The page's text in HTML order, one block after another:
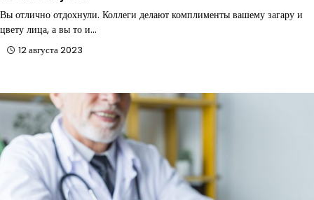
Вы отлично отдохнули. Коллеги делают комплименты вашему загару и
цвету лица, а вы то и…
12 августа 2023